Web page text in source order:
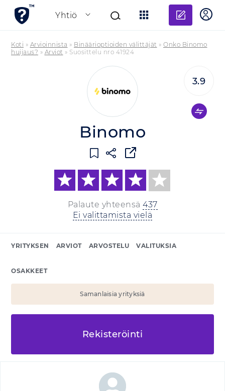
Yhtiö
Lisää
Koti » Arvioinnista » Binäärioptioiden välittäjät » Onko Binomo
huijaus? » Arviot » Suosittelu nro 41924
Binomo
Palaute yhteensä 437
Ei valittamista vielä
3.9
YRITYKSEN ARVIOT ARVOSTELU VALITUKSIA
OSAKKEET
Samanlaisia yrityksiä
Rekisteröinti